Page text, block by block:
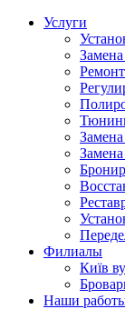
Услуги
Филиалы
Київ
Наши